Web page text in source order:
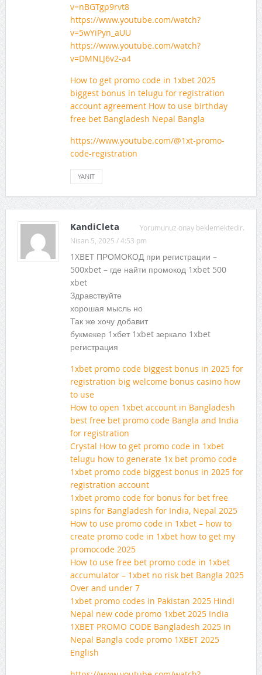
v=nBGTgp9rvt8
https://www.youtube.com/watch?
v=5wYiPyn_aUU
https://www.youtube.com/watch?
v=DMNLJ6v2-a4
How to get promo code in 1xbet 2025
biggest bonus in telugu for registration
account agreement How to use birthday
free bet Bangladesh Nepal Bangla
https://www.youtube.com/@1xt-promo-
code-registration
YANIT
Yorumunuz onay beklemektedir.
KandiCleta
Nisan 5, 2025 / 4:53 pm
1XBET ПРОМОКОД при регистрации –
500xbet – где найти промокод 1xbet 500
xbet
Здравствуйте
хорошая мысль но
Так же хочу добавит
букмекер 1хбет 1xbet зеркало 1xbet
регистрация
1xbet promo code biggest bonus in 2025 for
registration big welcome bonus casino how
to use
How to open 1xbet account in Bangladesh
best free bet promo code Bangla and India
for registration
Crystal How to get promo code in 1xbet
telugu how to generate 1x bet promo code
1xbet promo code biggest bonus in 2025 for
registration account
1xbet promo code for bonus for bet free
spins for Bangladesh for India, Nepal 2025
How to use promo code in 1xbet – how to
create promo code in 1xbet how to get my
promocode 2025
How to use free bet promo code in 1xbet
accumulator – 1xbet no risk bet Bangla 2025
Over and under 7
1xbet promo codes in Pakistan 2025 Hindi
Nepal new code promo 1xbet 2025 India
1XBET PROMO CODE Bangladesh 2025 in
Nepal Bangla code promo 1XBET 2025
English